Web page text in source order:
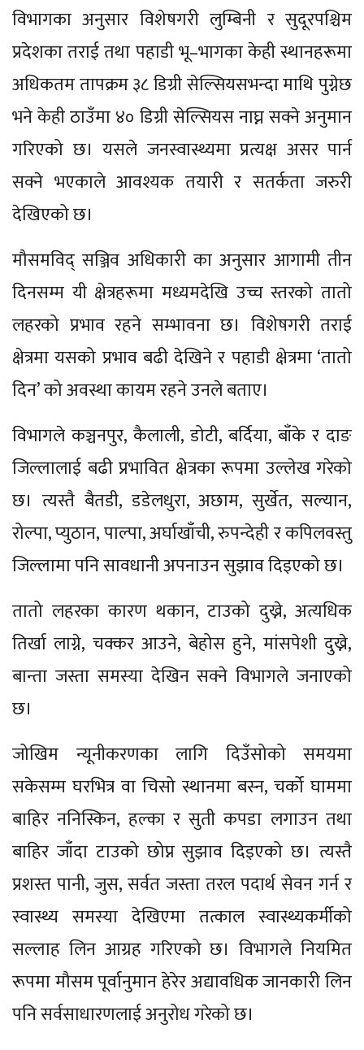
विभागका अनुसार विशेषगरी लुम्बिनी र सुदूरपश्चिम
प्रदेशका तराई तथा पहाडी भू–भागका केही स्थानहरूमा
अधिकतम तापक्रम ३८ डिग्री सेल्सियसभन्दा माथि पुग्नेछ
भने केही ठाउँमा ४० डिग्री सेल्सियस नाघ्न सक्ने अनुमान
गरिएको छ। यसले जनस्वास्थ्यमा प्रत्यक्ष असर पार्न
सक्ने भएकाले आवश्यक तयारी र सतर्कता जरुरी
देखिएको छ।
मौसमविद् सञ्जिव अधिकारी का अनुसार आगामी तीन
दिनसम्म यी क्षेत्रहरूमा मध्यमदेखि उच्च स्तरको तातो
लहरको प्रभाव रहने सम्भावना छ। विशेषगरी तराई
क्षेत्रमा यसको प्रभाव बढी देखिने र पहाडी क्षेत्रमा ‘तातो
दिन’ को अवस्था कायम रहने उनले बताए।
विभागले कञ्चनपुर, कैलाली, डोटी, बर्दिया, बाँके र दाङ
जिल्लालाई बढी प्रभावित क्षेत्रका रूपमा उल्लेख गरेको
छ। त्यस्तै बैतडी, डडेलधुरा, अछाम, सुर्खेत, सल्यान,
रोल्पा, प्युठान, पाल्पा, अर्घाखाँची, रुपन्देही र कपिलवस्तु
जिल्लामा पनि सावधानी अपनाउन सुझाव दिइएको छ।
तातो लहरका कारण थकान, टाउको दुख्ने, अत्यधिक
तिर्खा लाग्ने, चक्कर आउने, बेहोस हुने, मांसपेशी दुख्ने,
बान्ता जस्ता समस्या देखिन सक्ने विभागले जनाएको
छ।
जोखिम न्यूनीकरणका लागि दिउँसोको समयमा
सकेसम्म घरभित्र वा चिसो स्थानमा बस्न, चर्को घाममा
बाहिर ननिस्किन, हल्का र सुती कपडा लगाउन तथा
बाहिर जाँदा टाउको छोप्न सुझाव दिइएको छ। त्यस्तै
प्रशस्त पानी, जुस, सर्वत जस्ता तरल पदार्थ सेवन गर्न र
स्वास्थ्य समस्या देखिएमा तत्काल स्वास्थ्यकर्मीको
सल्लाह लिन आग्रह गरिएको छ। विभागले नियमित
रूपमा मौसम पूर्वानुमान हेरेर अद्यावधिक जानकारी लिन
पनि सर्वसाधारणलाई अनुरोध गरेको छ।